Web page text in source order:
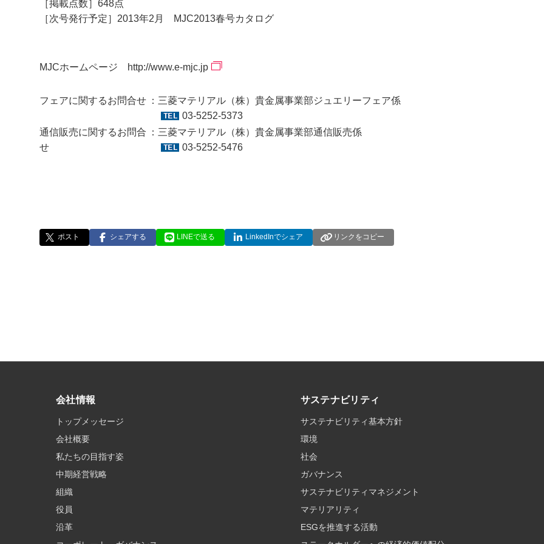
［掲載点数］648点
［次号発行予定］2013年2月 MJC2013春号カタログ
MJCホームページ http://www.e-mjc.jp
フェアに関するお問合せ
三菱マテリアル（株）貴金属事業部ジュエリーフェア係
03-5252-5373
通信販売に関するお問合
せ
三菱マテリアル（株）貴金属事業部通信販売係
03-5252-5476
ポスト シェアする LINEで送る LinkedInでシェア リンクをコピー
会社情報
トップメッセージ
会社概要
私たちの目指す姿
中期経営戦略
組織
役員
沿革
サステナビリティ
サステナビリティ基本方針
環境
社会
ガバナンス
サステナビリティマネジメント
マテリアリティ
ESGを推進する活動